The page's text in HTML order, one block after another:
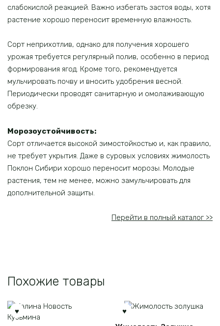
слабокислой реакцией. Важно избегать застоя воды, хотя
растение хорошо переносит временную влажность.
Сорт неприхотлив, однако для получения хорошего
урожая требуется регулярный полив, особенно в период
формирования ягод. Кроме того, рекомендуется
мульчировать почву и вносить удобрения весной.
Периодически проводят санитарную и омолаживающую
обрезку.
Морозоустойчивость:
Сорт отличается высокой зимостойкостью и, как правило,
не требует укрытия. Даже в суровых условиях жимолость
Поклон Сибири хорошо переносит морозы. Молодые
растения, тем не менее, можно замульчировать для
дополнительной защиты.
Перейти в полный каталог >>
Похожие товары